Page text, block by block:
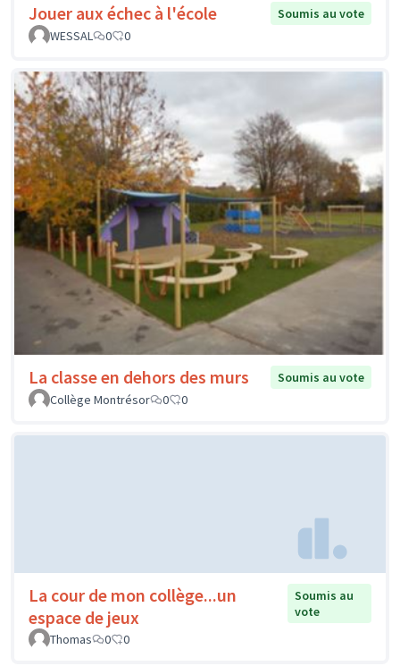
Jouer aux échec à l'école
Soumis au vote
WESSAL
0 0
La classe en dehors des murs
Soumis au vote
Collège Montrésor
0 0
La cour de mon collège...un
espace de jeux
Soumis au
vote
Thomas
0 0